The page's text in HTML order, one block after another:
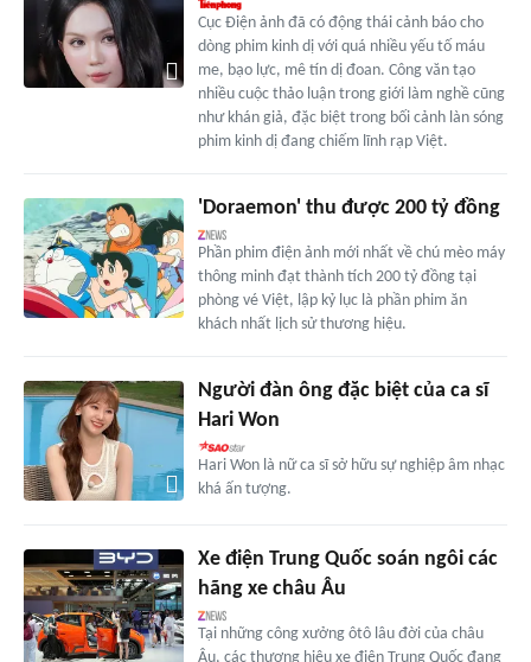
Cục Điện ảnh đã có động thái cảnh báo cho
dòng phim kinh dị với quá nhiều yếu tố máu
me, bạo lực, mê tín dị đoan. Công văn tạo
nhiều cuộc thảo luận trong giới làm nghề cũng
như khán giả, đặc biệt trong bối cảnh làn sóng
phim kinh dị đang chiếm lĩnh rạp Việt.
'Doraemon' thu được 200 tỷ đồng
Phần phim điện ảnh mới nhất về chú mèo máy
thông minh đạt thành tích 200 tỷ đồng tại
phòng vé Việt, lập kỷ lục là phần phim ăn
khách nhất lịch sử thương hiệu.
Người đàn ông đặc biệt của ca sĩ
Hari Won
Hari Won là nữ ca sĩ sở hữu sự nghiệp âm nhạc
khá ấn tượng.
Xe điện Trung Quốc soán ngôi các
hãng xe châu Âu
Tại những công xưởng ôtô lâu đời của châu
Âu, các thương hiệu xe điện Trung Quốc đang